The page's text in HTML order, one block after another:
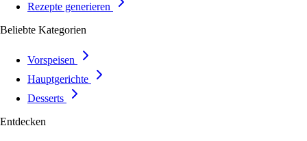
Rezepte generieren
Beliebte Kategorien
Vorspeisen
Hauptgerichte
Desserts
Entdecken